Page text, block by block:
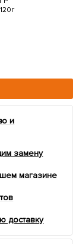
и
замену
магазине
доставку